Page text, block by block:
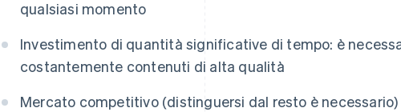
qualsiasi momento
Investimento di quantità significative di tempo: è
costantemente contenuti di alta qualità
Mercato competitivo (distinguersi dal resto è necessario)